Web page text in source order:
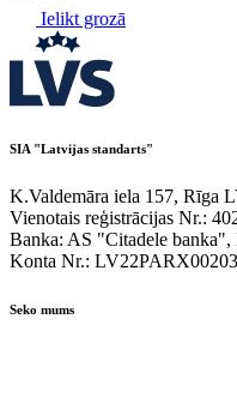
Ielikt grozā
SIA "Latvijas standarts"
K.Valdemāra iela 157, Rīga
Vienotais reģistrācijas Nr.:
Banka: AS "Citadele
Konta Nr.:
Seko mums